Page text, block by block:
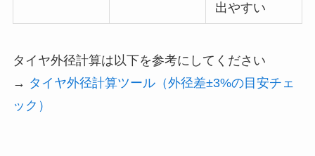
出やすい
タイヤ外径計算は以下を参考にしてください
→ タイヤ外径計算ツール（外径差±3%の目安チェ
ック）